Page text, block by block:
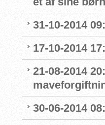
31-10-2014
17-10-2014
21-08-2014
30-06-2014